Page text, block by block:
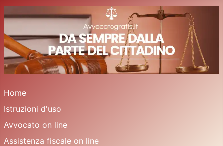
Home
Istruzioni d'uso
Avvocato on line
Assistenza fiscale on line